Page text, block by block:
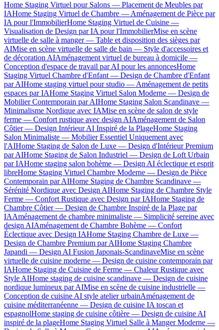
Home Staging Virtuel pour Salons — Placement de Meubles par
IAHome Staging Virtuel de Chambre — Aménagement de Pièce par
IA pour l'ImmobilierHome Staging Virtuel de Cuisine —
Visualisation de Design par IA pour l'ImmobilierMise en scène
virtuelle de salle à manger — Table et disposition des sièges par
AIMise en scène virtuelle de salle de bain — Style d'accessoires et
de décoration AIAménagement virtuel de bureau à domicile —
Conception d'espace de travail par AI pour les annoncesHome
Staging Virtuel Chambre d'Enfant — Design de Chambre d'Enfant
par AIHome staging virtuel pour studio — Aménagement de petits
espaces par IAHome Staging Virtuel Salon Moderne — Design de
Mobilier Contemporain par AIHome Staging Salon Scandinave —
Minimalisme Nordique avec IAMise en scène de salon de style
ferme — Confort rustique avec design AIAménagement de Salon
Côtier — Design Intérieur AI Inspiré de la PlageHome Staging
Salon Minimaliste — Mobilier Essentiel Uniquement avec
l'AIHome Staging de Salon de Luxe — Design d'Intérieur Premium
par AIHome Staging de Salon Industriel — Design de Loft Urbain
par IAHome staging salon bohème — Design AI éclectique et esprit
libreHome Staging Virtuel Chambre Moderne — Design de Pièce
Contemporain par AIHome Staging de Chambre Scandinave —
Sérénité Nordique avec Design AIHome Staging de Chambre Style
Ferme — Confort Rustique avec Design par IAHome Staging de
Chambre Côtier — Design de Chambre Inspiré de la Plage par
IAAménagement de chambre minimaliste — Simplicité sereine avec
design AIAménagement de Chambre Bohème — Confort
Éclectique avec Design IAHome Staging Chambre de Luxe —
Design de Chambre Premium par AIHome Staging Chambre
Japandi — Design AI Fusion Japonais-ScandinaveMise en scène
virtuelle de cuisine moderne — Design de cuisine contemporain par
IAHome Staging de Cuisine de Ferme — Chaleur Rustique avec
Style AIHome staging de cuisine scandinave — Design de cuisine
nordique lumineux par AIMise en scène de cuisine industrielle —
Conception de cuisine AI style atelier urbainAménagement de
cuisine méditerranéenne — Design de cuisine IA toscan et
espagnolHome staging de cuisine côtière — Design de cuisine AI
inspiré de la plageHome Staging Virtuel Salle à Manger Moderne —